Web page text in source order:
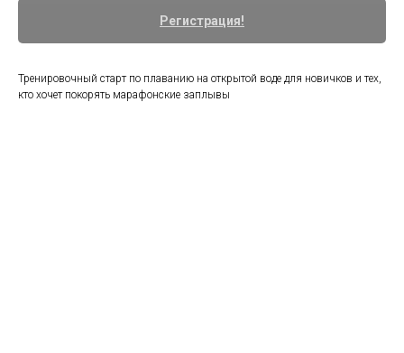
Регистрация!
Тренировочный старт по плаванию на открытой воде для новичков и тех,
кто хочет покорять марафонские заплывы